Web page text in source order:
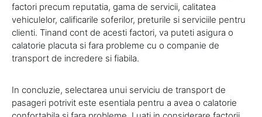
factori precum reputatia, gama de servicii, calitatea
vehiculelor, calificarile soferilor, preturile si serviciile pentru
clienti. Tinand cont de acesti factori, va puteti asigura o
calatorie placuta si fara probleme cu o companie de
transport de incredere si fiabila.
In concluzie, selectarea unui serviciu de transport de
pasageri potrivit este esentiala pentru a avea o calatorie